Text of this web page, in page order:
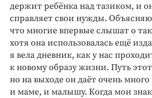
держит ребёнка над тазиком, и
справляет свои нужды.
что многие впервые слышат о
хотя она использовалась ещё
я вела дневник, как у нас
к новому образу жизни. Путь
но на выходе он даёт очень
и маме, и малышу. Когда мои